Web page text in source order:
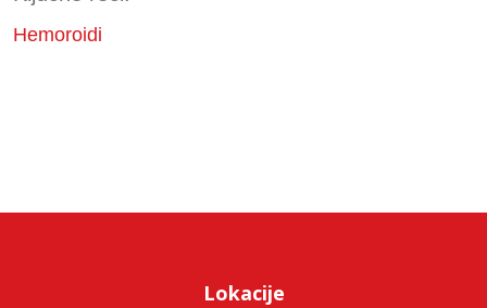
Hemoroidi
Lokacije